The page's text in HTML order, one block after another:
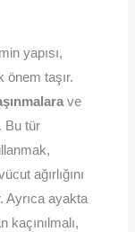
yapısı,
önem taşır.
ve
Bu tür
ağırlığını
Ayrıca ayakta
kaçınılmalı,